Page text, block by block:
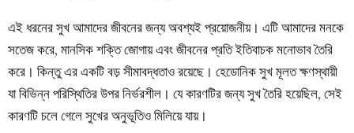
এই ধরনের সুখ আমাদের জীবনের জন্য অবশ্যই প্রয়োজনীয়। এটি আমাদের মনকে
সতেজ করে, মানসিক শক্তি জোগায় এবং জীবনের প্রতি ইতিবাচক মনোভাব তৈরি
করে। কিন্তু এর একটি বড় সীমাবদ্ধতাও রয়েছে। হেডোনিক সুখ মূলত ক্ষণস্থায়ী
যা বিভিন্ন পরিস্থিতির উপর নির্ভরশীল। যে কারণটির জন্য সুখ তৈরি হয়েছিল, সেই
কারণটি চলে গেলে সুখের অনুভূতিও মিলিয়ে যায়।